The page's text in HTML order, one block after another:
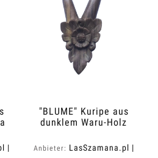
|
"BLUME" Kuripe aus
dunklem Waru-Holz
Anbieter: LasSzamana.pl |